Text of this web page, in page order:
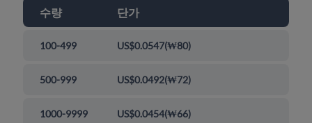
수량 단가
100-499 US$0.0547(₩80)
500-999 US$0.0492(₩72)
1000-9999 US$0.0454(₩66)